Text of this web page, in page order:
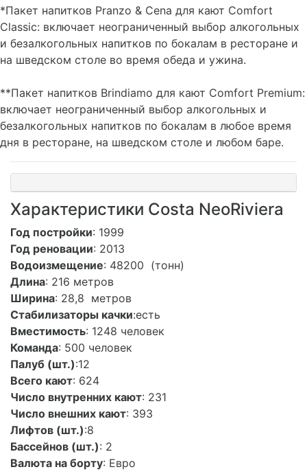
*Пакет напитков Pranzo & Cena для кают Comfort
Classic: включает неограниченный выбор алкогольных
и безалкогольных напитков по бокалам в ресторане и
на шведском столе во время обеда и ужина.
**Пакет напитков Brindiamo для кают Comfort Premium:
включает неограниченный выбор алкогольных и
безалкогольных напитков по бокалам в любое время
дня в ресторане, на шведском столе и любом баре.
Характеристики Costa NeoRiviera
Год постройки: 1999
Год реновации: 2013
Водоизмещение: 48200 (тонн)
Длина: 216 метров
Ширина: 28,8 метров
Стабилизаторы качки:есть
Вместимость: 1248 человек
Команда: 500 человек
Палуб (шт.):12
Всего кают: 624
Число внутренних кают: 231
Число внешних кают: 393
Лифтов (шт.):8
Бассейнов (шт.): 2
Валюта на борту: Евро